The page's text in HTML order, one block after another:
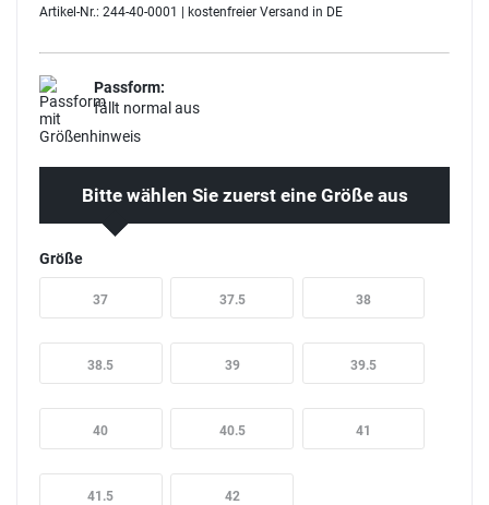
Artikel-Nr.: 244-40-0001 | kostenfreier Versand in DE
Passform:
fällt normal aus
Bitte wählen Sie zuerst eine Größe aus
Größe
37 37.5 38
38.5 39 39.5
40 40.5 41
41.5 42